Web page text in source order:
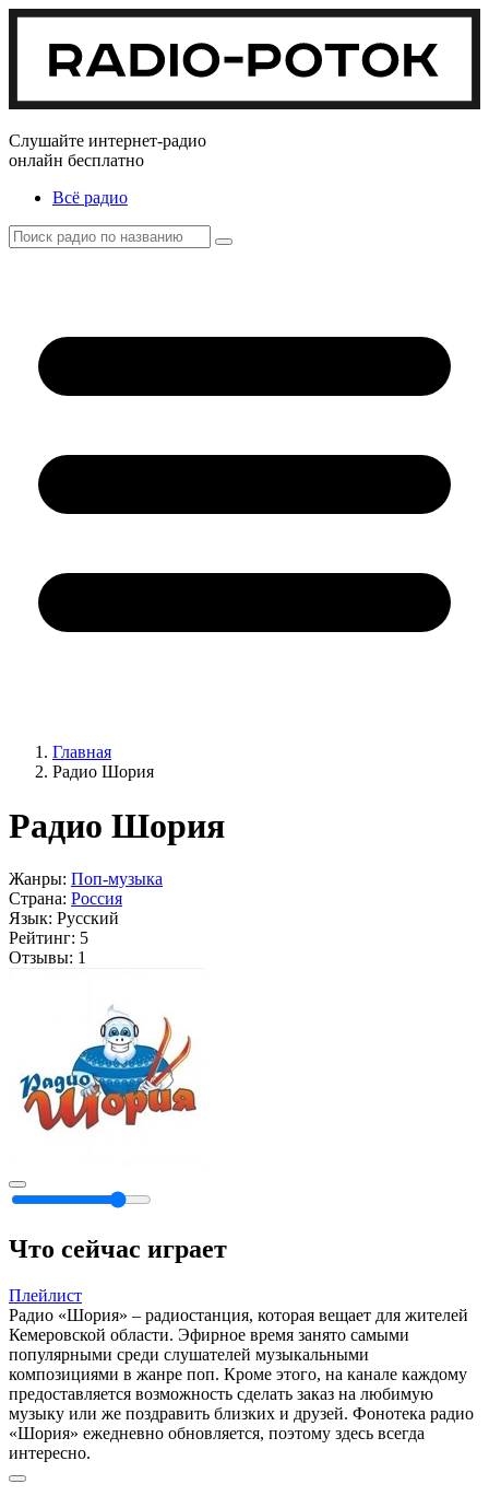
Слушайте интернет-радио
онлайн бесплатно
Всё радио
Главная
Радио Шория
Радио Шория
Жанры: Поп-музыка
Страна: Россия
Язык: Русский
Рейтинг: 5
Отзывы: 1
Что сейчас играет
Плейлист
Радио «Шория» – радиостанция, которая вещает для жителей
Кемеровской области. Эфирное время занято самыми
популярными среди слушателей музыкальными
композициями в жанре поп. Кроме этого, на канале каждому
предоставляется возможность сделать заказ на любимую
музыку или же поздравить близких и друзей. Фонотека радио
«Шория» ежедневно обновляется, поэтому здесь всегда
интересно.